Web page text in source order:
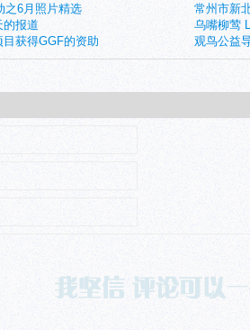
常州市新
乌嘴柳莺
观鸟公益
之6月照片精选
的报道
获得GGF的资助